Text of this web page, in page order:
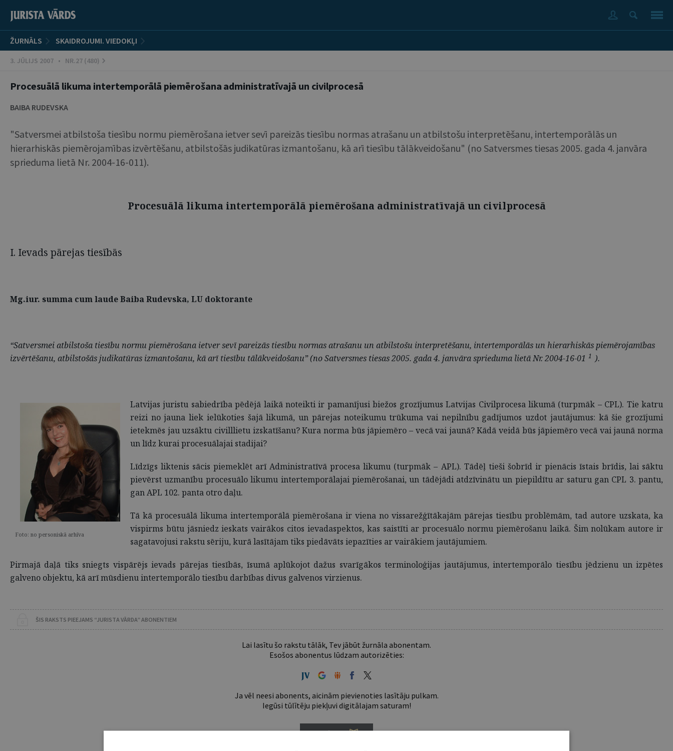
ŽURNĀLS SKAIDROJUMI. VIEDOKĻI
3. JŪLIJS 2007 • NR.27 (480)
Procesuālā likuma intertemporālā piemērošana administratīvajā un civilprocesā
BAIBA RUDEVSKA
"Satversmei atbilstoša tiesību normu piemērošana ietver sevī pareizās tiesību normas atrašanu un atbilstošu interpretēšanu, intertemporālās un
hierarhiskās piemērojamības izvērtēšanu, atbilstošās judikatūras izmantošanu, kā arī tiesību tālākveidošanu" (no Satversmes tiesas 2005. gada 4. janvāra
sprieduma lietā Nr. 2004-16-011).
Procesuālā likuma intertemporālā piemērošana administratīvajā un civilprocesā
I. Ievads pārejas tiesībās
Mg.iur. summa cum laude Baiba Rudevska, LU doktorante
“Satversmei atbilstoša tiesību normu piemērošana ietver sevī pareizās tiesību normas atrašanu un atbilstošu interpretēšanu, intertemporālās un hierarhiskās piemērojamības
izvērtēšanu, atbilstošās judikatūras izmantošanu, kā arī tiesību tālākveidošanu” (no Satversmes tiesas 2005. gada 4. janvāra sprieduma lietā Nr. 2004-16-01 1 ).
Foto: no personiskā arhīva
Latvijas juristu sabiedrība pēdējā laikā noteikti ir pamanījusi biežos grozījumus Latvijas Civilprocesa likumā (turpmāk – CPL). Tie katru
reizi no jauna liek ielūkoties šajā likumā, un pārejas noteikumu trūkuma vai nepilnību gadījumos uzdot jautājumus: kā šie grozījumi
ietekmēs jau uzsāktu civilllietu izskatīšanu? Kura norma būs jāpiemēro – vecā vai jaunā? Kādā veidā būs jāpiemēro vecā vai jaunā norma
un līdz kurai procesuālajai stadijai?
Līdzīgs liktenis sācis piemeklēt arī Administratīvā procesa likumu (turpmāk – APL). Tādēļ tieši šobrīd ir pienācis īstais brīdis, lai sāktu
pievērst uzmanību procesuālo likumu intertemporālajai piemērošanai, un tādējādi atdzīvinātu un piepildītu ar saturu gan CPL 3. pantu,
gan APL 102. panta otro daļu.
Tā kā procesuālā likuma intertemporālā piemērošana ir viena no vissarežģītākajām pārejas tiesību problēmām, tad autore uzskata, ka
vispirms būtu jāsniedz ieskats vairākos citos ievadaspektos, kas saistīti ar procesuālo normu piemērošanu laikā. Šim nolūkam autore ir
sagatavojusi rakstu sēriju, kurā lasītājam tiks piedāvāts iepazīties ar vairākiem jautājumiem.
Pirmajā daļā tiks sniegts vispārējs ievads pārejas tiesībās, īsumā aplūkojot dažus svarīgākos terminoloģijas jautājumus, intertemporālo tiesību jēdzienu un izpētes
galveno objektu, kā arī mūsdienu intertemporālo tiesību darbības divus galvenos virzienus.
ŠIS RAKSTS PIEEJAMS “JURISTA VĀRDA” ABONENTIEM
Lai lasītu šo rakstu tālāk, Tev jābūt žurnāla abonentam.
Esošos abonentus lūdzam autorizēties:
Ja vēl neesi abonents, aicinām pievienoties lasītāju pulkam.
Iegūsi tūlītēju piekļuvi digitālajam saturam!
ABONĒT